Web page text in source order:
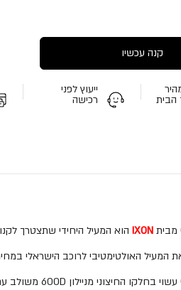
קנה עכשיו
הבית
ייעוץ לפני
רכישה
מבית IXON הוא המעיל היחידי שתצטרך
את המעיל האולטימטיבי לרוכב הישראלי